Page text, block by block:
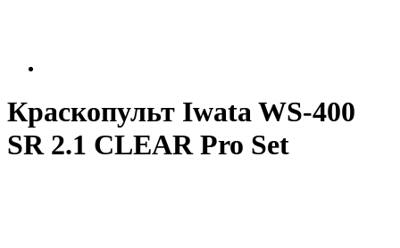
Краскопульт Iwata WS-400
SR 2.1 CLEAR Pro Set